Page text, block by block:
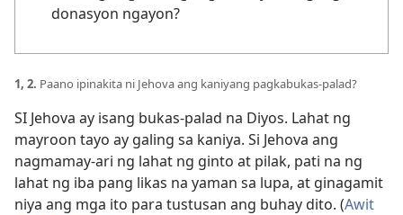
donasyon ngayon?
1, 2. Paano ipinakita ni Jehova ang kaniyang pagkabukas-palad?
SI Jehova ay isang bukas-palad na Diyos. Lahat ng
mayroon tayo ay galing sa kaniya. Si Jehova ang
nagmamay-ari ng lahat ng ginto at pilak, pati na ng
lahat ng iba pang likas na yaman sa lupa, at ginagamit
niya ang mga ito para tustusan ang buhay dito. (Awit